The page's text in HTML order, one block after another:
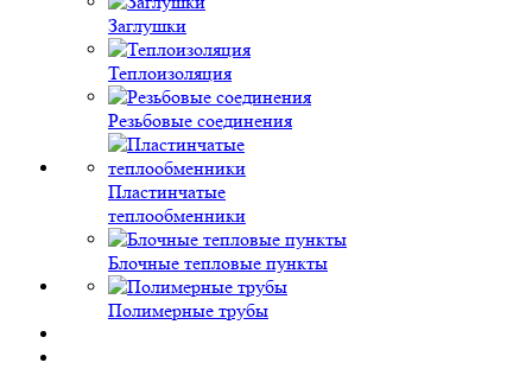
Заглушки
Теплоизоляция
Резьбовые соединения
Пластинчатые
теплообменники
Блочные тепловые пункты
Полимерные трубы